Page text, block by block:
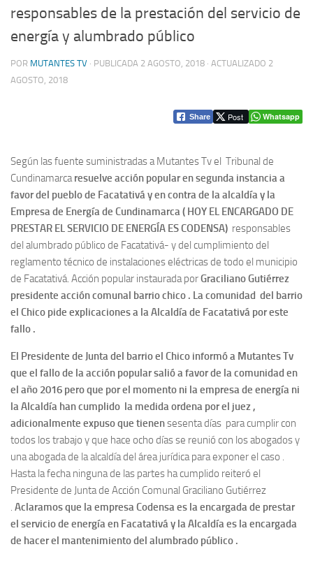
responsables de la prestación del servicio de
energía y alumbrado público
POR MUTANTES TV · PUBLICADA 2 AGOSTO, 2018 · ACTUALIZADO 2
AGOSTO, 2018
Share Post Whatsapp
Según las fuente suministradas a Mutantes Tv el Tribunal de
Cundinamarca resuelve acción popular en segunda instancia a
favor del pueblo de Facatativá y en contra de la alcaldía y la
Empresa de Energía de Cundinamarca ( HOY EL ENCARGADO DE
PRESTAR EL SERVICIO DE ENERGÍA ES CODENSA) responsables
del alumbrado público de Facatativá- y del cumplimiento del
reglamento técnico de instalaciones eléctricas de todo el municipio
de Facatativá. Acción popular instaurada porGraciliano Gutiérrez
presidente acción comunal barrio chico . La comunidad del barrio
el Chico pide explicaciones a la Alcaldía de Facatativá por este
fallo .
El Presidente de Junta del barrio el Chico informó a Mutantes Tv
que el fallode la acción popular salió a favor de la comunidad en
el año 2016 pero que por el momento ni la empresa de energía ni
la Alcaldía han cumplido la medida ordena por el juez ,
adicionalmente expuso que tienensesenta días para cumplir con
todos los trabajo y que hace ocho días se reunió con los abogados y
una abogada de la alcaldía del área jurídica para exponer el caso .
Hasta la fecha ninguna de las partes ha cumplido reiteró el
Presidente de Junta de Acción Comunal Graciliano Gutiérrez
Aclaramos que la empresa Codensa es la encargada de prestar
el servicio de energía en Facatativá y la Alcaldía es la encargada
de hacer el mantenimiento del alumbrado público .